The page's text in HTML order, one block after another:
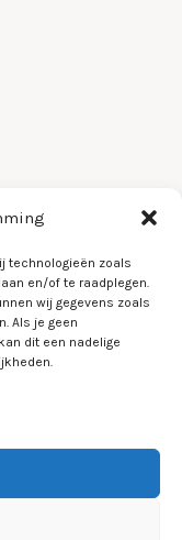
technologieën zoals
en/of te raadplegen.
wij gegevens zoals
Als je geen
dit een nadelige